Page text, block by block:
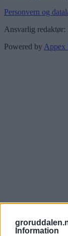
Information
Personvern og
Ansvarlig
Powered by Appex